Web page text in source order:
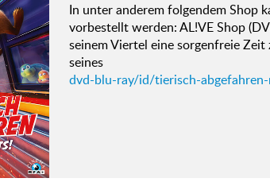
In unter anderem folgendem Shop
vorbestellt werden: AL!VE Shop
seinem Viertel eine sorgenfreie
seines
dvd-blu-ray/id/tierisch-